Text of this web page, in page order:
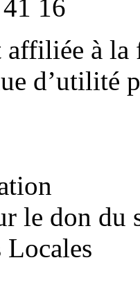
16
affiliée à
d’utilité
le don du